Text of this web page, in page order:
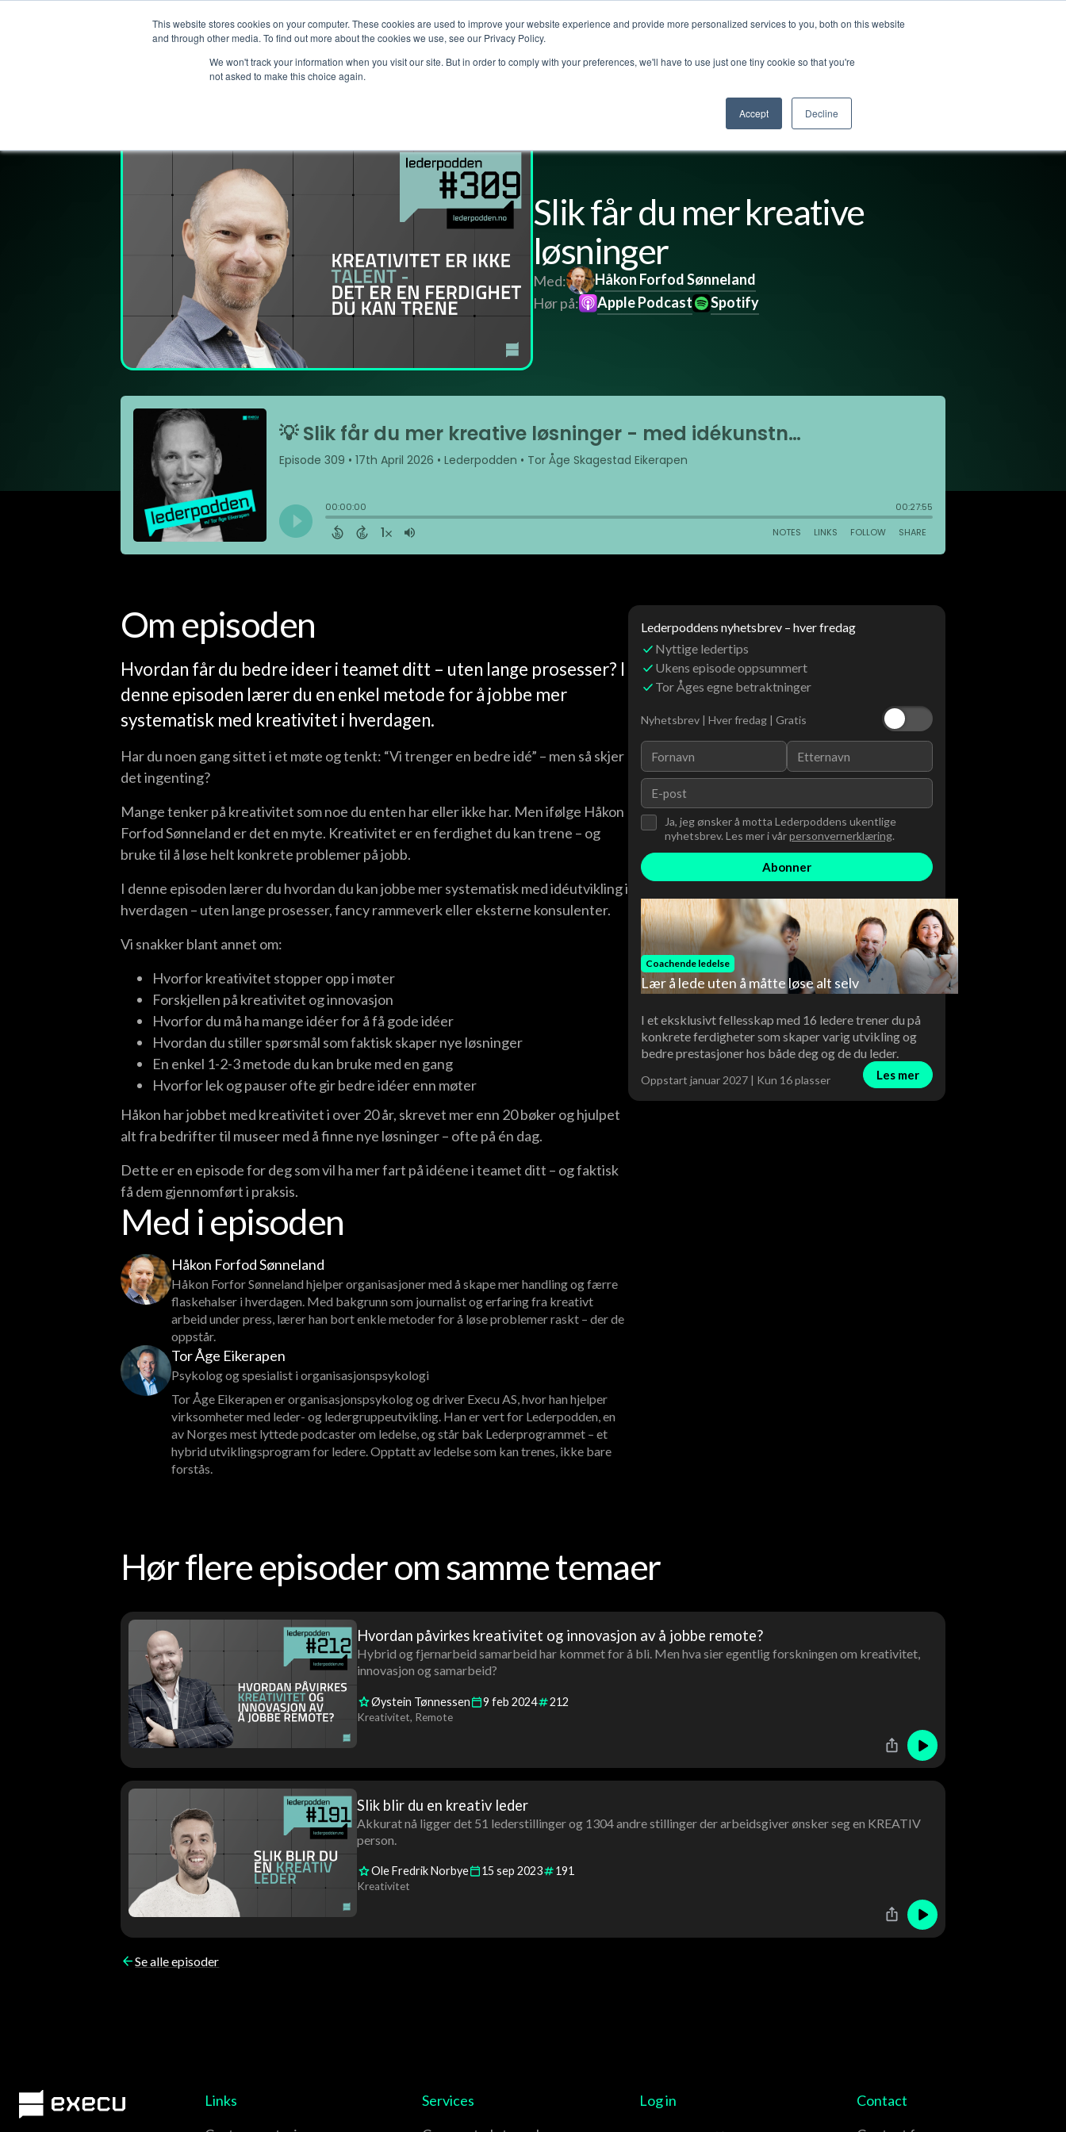
This website stores cookies on your computer. These cookies are used to improve your website experience and provide more personalized services to you, both on this website
and through other media. To find out more about the cookies we use, see our Privacy Policy.
We won't track your information when you visit our site. But in order to comply with your preferences, we'll have to use just one tiny cookie so that you're
not asked to make this choice again.
Accept Decline
Services Customer stories The Leadership Podcast About us Log in Contact us
Slik får du mer kreative
løsninger
Med:
Håkon Forfod Sønneland
Hør på:
Apple Podcast Spotify
Om episoden
Hvordan får du bedre ideer i teamet ditt – uten lange prosesser? I
denne episoden lærer du en enkel metode for å jobbe mer
systematisk med kreativitet i hverdagen.
Har du noen gang sittet i et møte og tenkt: “Vi trenger en bedre idé” – men så skjer
det ingenting?
Mange tenker på kreativitet som noe du enten har eller ikke har. Men ifølge Håkon
Forfod Sønneland er det en myte. Kreativitet er en ferdighet du kan trene – og
bruke til å løse helt konkrete problemer på jobb.
I denne episoden lærer du hvordan du kan jobbe mer systematisk med idéutvikling i
hverdagen – uten lange prosesser, fancy rammeverk eller eksterne konsulenter.
Vi snakker blant annet om:
Hvorfor kreativitet stopper opp i møter
Forskjellen på kreativitet og innovasjon
Hvorfor du må ha mange idéer for å få gode idéer
Hvordan du stiller spørsmål som faktisk skaper nye løsninger
En enkel 1-2-3 metode du kan bruke med en gang
Hvorfor lek og pauser ofte gir bedre idéer enn møter
Håkon har jobbet med kreativitet i over 20 år, skrevet mer enn 20 bøker og hjulpet
alt fra bedrifter til museer med å finne nye løsninger – ofte på én dag.
Dette er en episode for deg som vil ha mer fart på idéene i teamet ditt – og faktisk
få dem gjennomført i praksis.
Med i episoden
Håkon Forfod Sønneland
Håkon Forfor Sønneland hjelper organisasjoner med å skape mer handling og færre
flaskehalser i hverdagen. Med bakgrunn som journalist og erfaring fra kreativt
arbeid under press, lærer han bort enkle metoder for å løse problemer raskt – der de
oppstår.
Tor Åge Eikerapen
Psykolog og spesialist i organisasjonspsykologi
Tor Åge Eikerapen er organisasjonspsykolog og driver Execu AS, hvor han hjelper
virksomheter med leder- og ledergruppeutvikling. Han er vert for Lederpodden, en
av Norges mest lyttede podcaster om ledelse, og står bak Lederprogrammet – et
hybrid utviklingsprogram for ledere. Opptatt av ledelse som kan trenes, ikke bare
forstås.
Lederpoddens nyhetsbrev – hver fredag
Nyttige ledertips
Ukens episode oppsummert
Tor Åges egne betraktninger
Nyhetsbrev | Hver fredag | Gratis
Ja, jeg ønsker å motta Lederpoddens ukentlige
nyhetsbrev. Les mer i vårpersonvernerklæring.
Coachende ledelse
Lær å lede uten å måtte løse alt selv
I et eksklusivt fellesskap med 16 ledere trener du på
konkrete ferdigheter som skaper varig utvikling og
bedre prestasjoner hos både deg og de du leder.
Oppstart januar 2027 | Kun 16 plasser Les mer
Hør flere episoder om samme temaer
Hvordan påvirkes kreativitet og innovasjon av å jobbe remote?
Hybrid og fjernarbeid samarbeid har kommet for å bli. Men hva sier egentlig forskningen om kreativitet,
innovasjon og samarbeid?
Øystein Tønnessen 9 feb 2024 212
Kreativitet Remote
Slik blir du en kreativ leder
Akkurat nå ligger det 51 lederstillinger og 1304 andre stillinger der arbeidsgiver ønsker seg en KREATIV
person.
Ole Fredrik Norbye 15 sep 2023 191
Kreativitet
Se alle episoder
Links
Services
Log in
Contact